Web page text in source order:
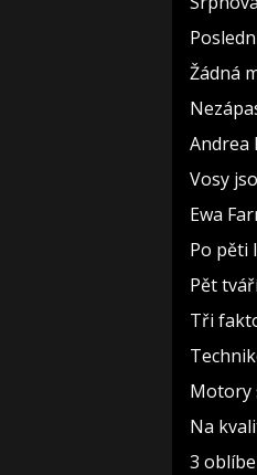
Žádná
Andrea
Vosy
Ewa
Po pěti
Pět
Tři
Motory
Na
3